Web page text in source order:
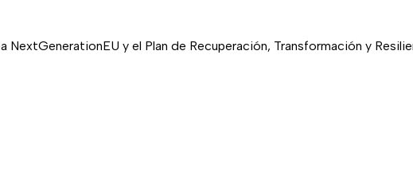
NextGenerationEU y el Plan de Recuperación, Transformación y